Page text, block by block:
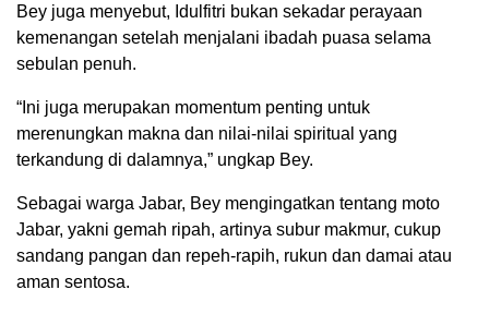
Bey juga menyebut, Idulfitri bukan sekadar perayaan
kemenangan setelah menjalani ibadah puasa selama
sebulan penuh.
“Ini juga merupakan momentum penting untuk
merenungkan makna dan nilai-nilai spiritual yang
terkandung di dalamnya,” ungkap Bey.
Sebagai warga Jabar, Bey mengingatkan tentang moto
Jabar, yakni gemah ripah, artinya subur makmur, cukup
sandang pangan dan repeh-rapih, rukun dan damai atau
aman sentosa.